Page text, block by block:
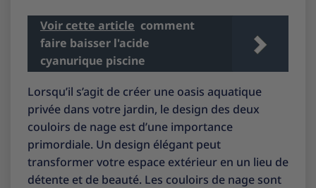
Voir cette article comment
faire baisser l'acide
cyanurique piscine
Lorsqu’il s’agit de créer une oasis aquatique
privée dans votre jardin, le design des deux
couloirs de nage est d’une importance
primordiale. Un design élégant peut
transformer votre espace extérieur en un lieu de
détente et de beauté. Les couloirs de nage sont